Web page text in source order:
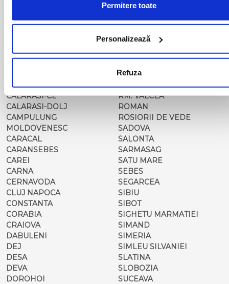
Permitere toate
Personalizează
Refuza
BLAJ
BRASOV
CALAFAT
CALARASI-CL
CALARASI-DOLJ
CAMPULUNG
MOLDOVENESC
CARACAL
CARANSEBES
CAREI
CARNA
CERNAVODA
CLUJ NAPOCA
CONSTANTA
CORABIA
CRAIOVA
DABULENI
DEJ
DESA
DEVA
DOROHOI
PITESTI
PLOIESTI
POIANA MARE
RADOVAN
REGHIN
RESITA
RM. VALCEA
ROMAN
ROSIORII DE VEDE
SADOVA
SALONTA
SARMASAG
SATU MARE
SEBES
SEGARCEA
SIBIU
SIBOT
SIGHETU MARMATIEI
SIMAND
SIMERIA
SIMLEU SILVANIEI
SLATINA
SLOBOZIA
SUCEAVA